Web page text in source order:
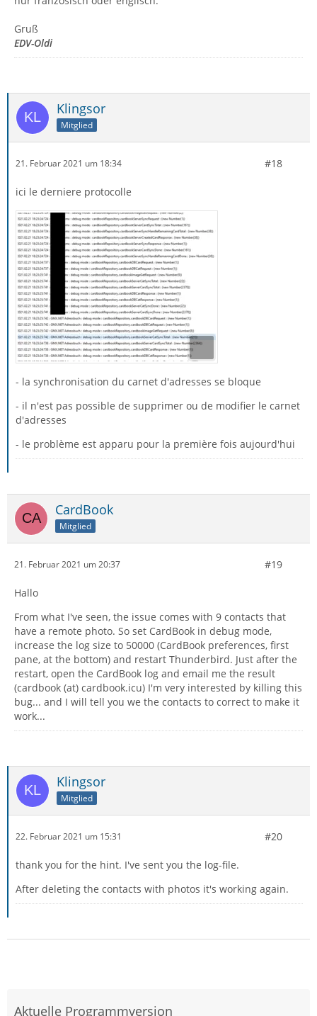
Gruß
EDV-Oldi
Klingsor
Mitglied
21. Februar 2021 um 18:34 #18
ici le derniere protocolle
- la synchronisation du carnet d'adresses se bloque
- il n'est pas possible de supprimer ou de modifier le carnet
d'adresses
- le problème est apparu pour la première fois aujourd'hui
CardBook
Mitglied
21. Februar 2021 um 20:37 #19
Hallo
From what I've seen, the issue comes with 9 contacts that
have a remote photo. So set CardBook in debug mode,
increase the log size to 50000 (CardBook preferences, first
pane, at the bottom) and restart Thunderbird. Just after the
restart, open the CardBook log and email me the result
(cardbook (at) cardbook.icu) I'm very interested by killing this
bug... and I will tell you we the contacts to correct to make it
work...
Klingsor
Mitglied
22. Februar 2021 um 15:31 #20
thank you for the hint. I've sent you the log-file.
After deleting the contacts with photos it's working again.
Aktuelle Programmversion